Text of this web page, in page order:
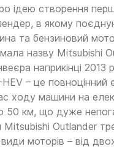
ідею створення
в якому
та бензиновий
назву Mitsubishi
наприкінці 2013
– це повноцінний
ходу машини на
50 км, що дуже
Outlander
моторів – від